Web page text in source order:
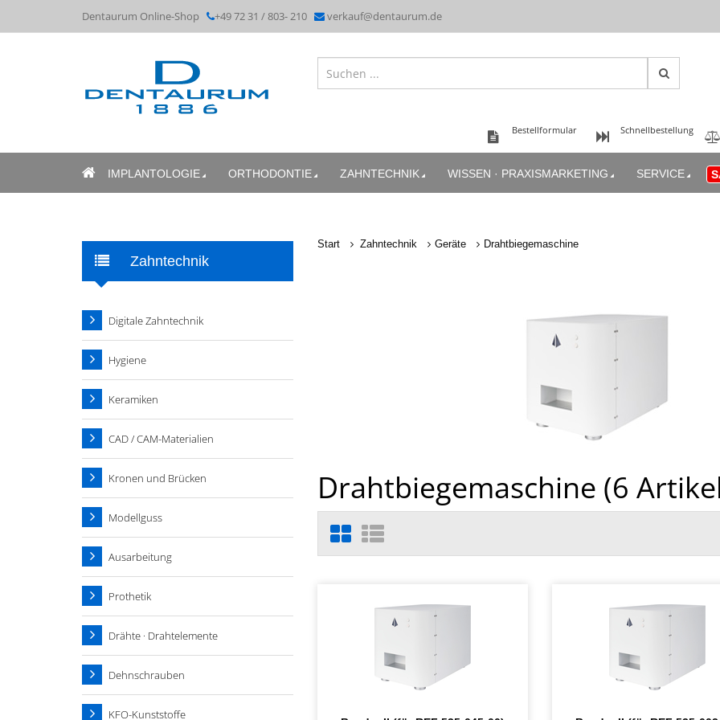
Dentaurum Online-Shop +49 72 31 / 803- 210 verkauf@dentaurum.de
Schnellbestellung
Bestellformular
IMPLANTOLOGIE ORTHODONTIE ZAHNTECHNIK WISSEN · PRAXISMARKETING SERVICE
Start Zahntechnik Geräte Drahtbiegemaschine
Drahtbiegemaschine (6
Zahntechnik
Digitale Zahntechnik
Hygiene
Keramiken
CAD / CAM-Materialien
Kronen und Brücken
Modellguss
Ausarbeitung
Prothetik
Drähte · Drahtelemente
Dehnschrauben
KFO-Kunststoffe